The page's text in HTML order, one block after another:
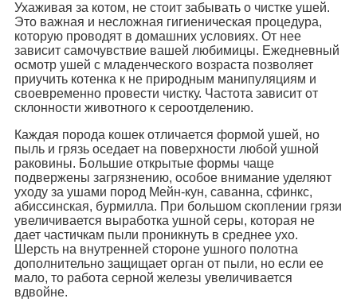
Ухаживая за котом, не стоит забывать о чистке ушей.
Это важная и несложная гигиеническая процедура,
которую проводят в домашних условиях. От нее
зависит самочувствие вашей любимицы. Ежедневный
осмотр ушей с младенческого возраста позволяет
приучить котенка к не природным манипуляциям и
своевременно провести чистку. Частота зависит от
склонности животного к сероотделению.
Каждая порода кошек отличается формой ушей, но
пыль и грязь оседает на поверхности любой ушной
раковины. Большие открытые формы чаще
подвержены загрязнению, особое внимание уделяют
уходу за ушами пород Мейн-кун, саванна, сфинкс,
абиссинская, бурмилла. При большом скоплении грязи
увеличивается выработка ушной серы, которая не
дает частичкам пыли проникнуть в среднее ухо.
Шерсть на внутренней стороне ушного полотна
дополнительно защищает орган от пыли, но если ее
мало, то работа серной железы увеличивается
вдвойне.